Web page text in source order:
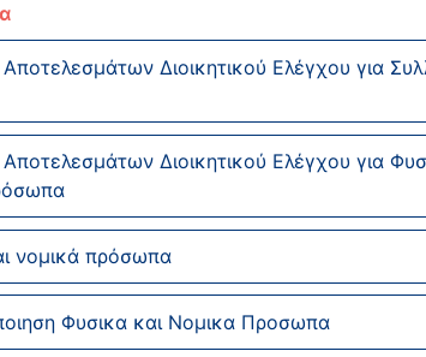
Διοικητικού Ελέγχου για
Διοικητικού Ελέγχου για
νομικά πρόσωπα
Φυσικα και Νομικα Προσωπα